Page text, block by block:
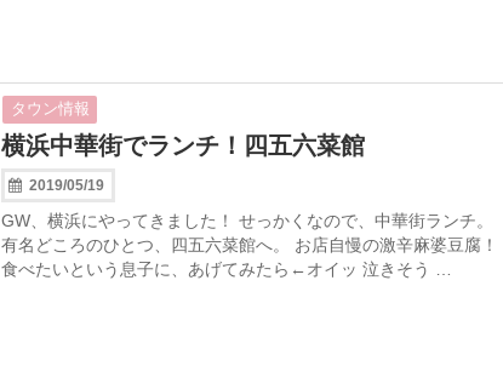
タウン情報
横浜中華街でランチ！四五六菜館
2019/05/19
GW、横浜にやってきました！ せっかくなので、中華街ランチ。
有名どころのひとつ、四五六菜館へ。 お店自慢の激辛麻婆豆腐！
食べたいという息子に、あげてみたら←オイッ 泣きそう …